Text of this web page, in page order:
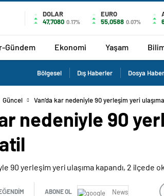
DOLAR
47,7080 0.17%
EURO
55,0588 0.07%
Gündem Ekonomi Yaşam
Bölgesel Dış Haberler Dosya Haber
Güncel Van’da kar nedeniyle 90 yerleşim yeri
nedeniyle 90
ABONE OL News